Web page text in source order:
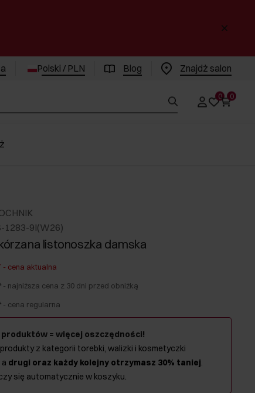
Polski / PLN Blog Znajdż salon
0 0
1283-9I(W26)
listonoszka damska
- cena aktualna
- najniższa cena z 30 dni przed obniżką
- cena regularna
= więcej oszczędności!
produkty z kategorii torebki, walizki i kosmetyczki
drugi oraz każdy kolejny otrzymasz 30% taniej.
się automatycznie w koszyku.